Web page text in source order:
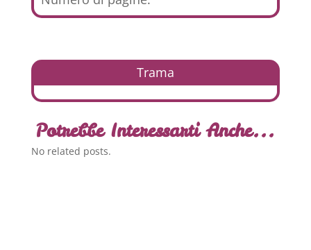
Trama
Potrebbe Interessarti Anche...
No related posts.